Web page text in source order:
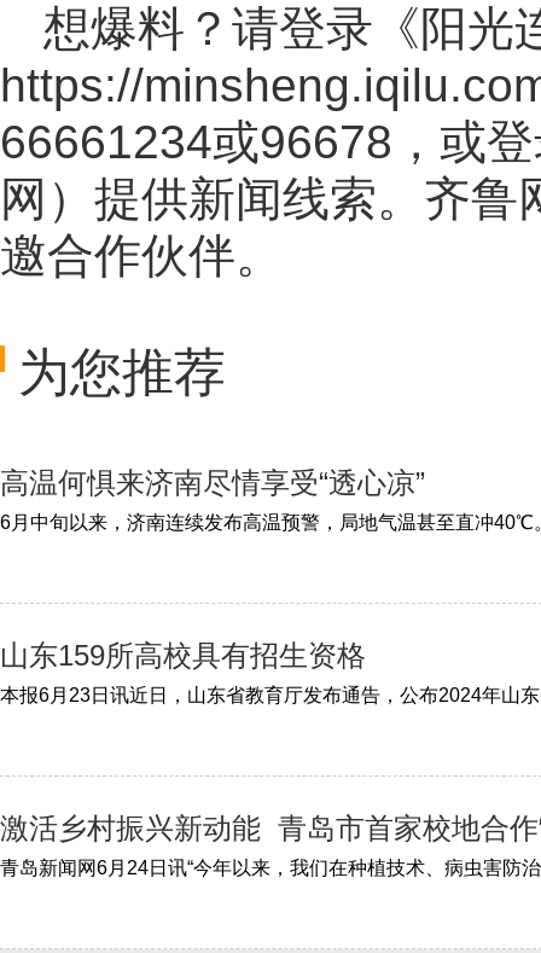
想爆料？请登录《阳光
https://
66661234或96678，或
网 ）提供新闻线索。齐鲁
邀合作伙伴。
为您推荐
高温何惧来济南尽情享受“透心凉”
山东159所高校具有招生资格
激活乡村振兴新动能 青岛市首家校地合作